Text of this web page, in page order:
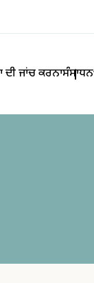
ਦੀ ਜਾਂਚ ਕਰਨਾਸੰਸਾਧਨ